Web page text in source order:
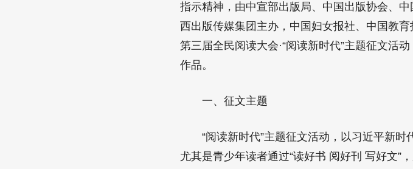
指示精神，由中宣部出版局、中国出版协会、
西出版传媒集团主办，中国妇女报社、中国教
第三届全民阅读大会·“阅读新时代”主题征文活
作品。
一、征文主题
“阅读新时代”主题征文活动，以习近平新时
尤其是青少年读者通过“读好书 阅好刊 写好文”